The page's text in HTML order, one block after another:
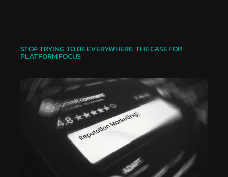
STOP TRYING TO BE EVERYWHERE: THE CASE FOR
PLATFORM FOCUS